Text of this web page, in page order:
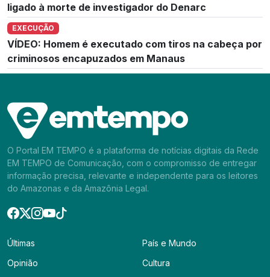
ligado à morte de investigador do Denarc
EXECUÇÃO
VÍDEO: Homem é executado com tiros na cabeça por
criminosos encapuzados em Manaus
O Portal EM TEMPO é a plataforma de notícias digitais da Rede
EM TEMPO de Comunicação, com o compromisso de entregar
informação precisa, relevante e independente para os leitores
do Amazonas e da Amazônia Legal.
Últimas
Opinião
País e Mundo
Cultura